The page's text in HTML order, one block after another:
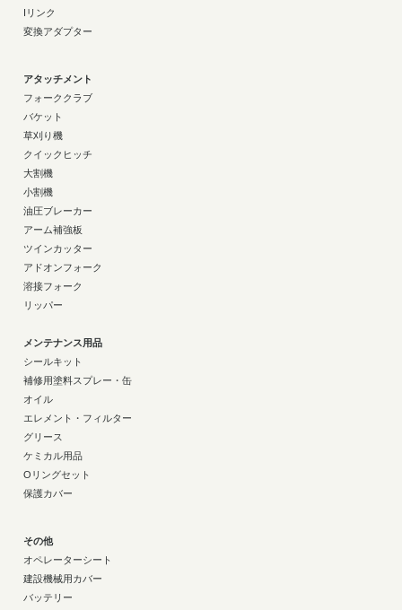
Iリンク
変換アダプター
アタッチメント
フォーククラブ
バケット
草刈り機
クイックヒッチ
大割機
小割機
油圧ブレーカー
アーム補強板
ツインカッター
アドオンフォーク
溶接フォーク
リッパー
メンテナンス用品
シールキット
補修用塗料スプレー・缶
オイル
エレメント・フィルター
グリース
ケミカル用品
Oリングセット
保護カバー
その他
オペレーターシート
建設機械用カバー
バッテリー